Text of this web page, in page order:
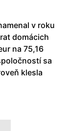
v roku
domácich
na 75,16
sa
klesla